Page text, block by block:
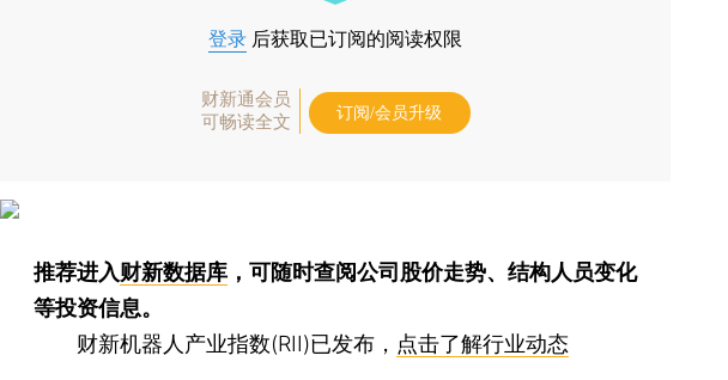
登录 后获取已订阅的阅读权限
财新通会员
可畅读全文
订阅/会员升级
推荐进入财新数据库 ，可随时查阅公司股价走势、结构人员变化
等投资信息。
财新机器人产业指数(RII)已发布， 点击了解行业动态